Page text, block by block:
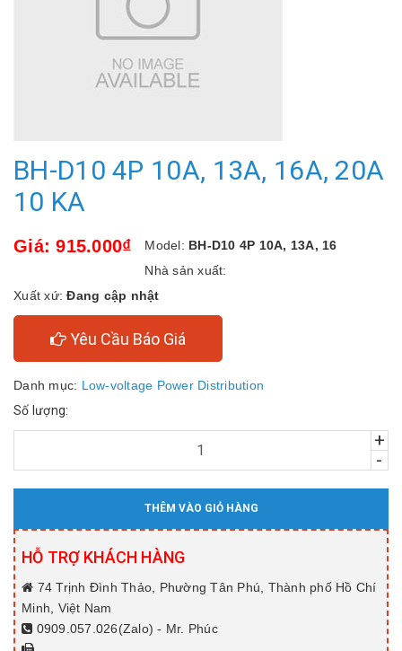
BH-D10 4P 10A, 13A, 16A, 20A
10 KA
Giá: 915.000₫ Model: BH-D10 4P 10A, 13A, 16
Nhà sản xuất:
Xuất xứ:Đang cập nhật
Yêu Cầu Báo Giá
Danh mục: Low-voltage Power Distribution
Số lượng:
+
-
THÊM VÀO GIỎ HÀNG
HỖ TRỢ KHÁCH HÀNG
74 Trịnh Đình Thảo, Phường Tân Phú, Thành phố Hồ Chí
Minh, Việt Nam
0909.057.026(Zalo) - Mr. Phúc